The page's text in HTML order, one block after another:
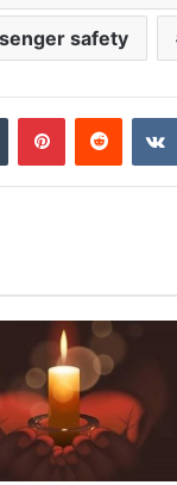
safety
Tumblr PinterestReddit